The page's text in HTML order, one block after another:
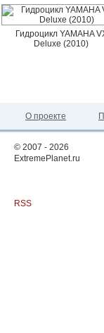
Гидроцикл YAMAHA
Deluxe (2010)
О проекте
© 2007 - 2026
ExtremePlanet.ru
RSS